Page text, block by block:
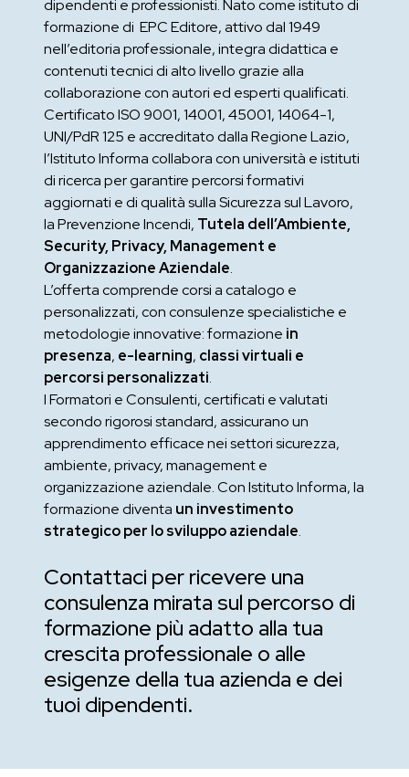
dipendenti e professionisti. Nato come istituto di
formazione di EPC Editore, attivo dal 1949
nell’editoria professionale, integra didattica e
contenuti tecnici di alto livello grazie alla
collaborazione con autori ed esperti qualificati.
Certificato ISO 9001, 14001, 45001, 14064-1,
UNI/PdR 125 e accreditato dalla Regione Lazio,
l’Istituto Informa collabora con università e istituti
di ricerca per garantire percorsi formativi
aggiornati e di qualità sulla Sicurezza sul Lavoro,
la Prevenzione Incendi, Tutela dell’Ambiente,
Security, Privacy, Management e
Organizzazione Aziendale.
L’offerta comprende corsi a catalogo e
personalizzati, con consulenze specialistiche e
metodologie innovative: formazione in
presenza, e-learning, classi virtuali e
percorsi personalizzati.
I Formatori e Consulenti, certificati e valutati
secondo rigorosi standard, assicurano un
apprendimento efficace nei settori sicurezza,
ambiente, privacy, management e
organizzazione aziendale. Con Istituto Informa, la
formazione diventa un investimento
strategico per lo sviluppo aziendale.
Contattaci per ricevere una
consulenza mirata sul percorso di
formazione più adatto alla tua
crescita professionale o alle
esigenze della tua azienda e dei
tuoi dipendenti.